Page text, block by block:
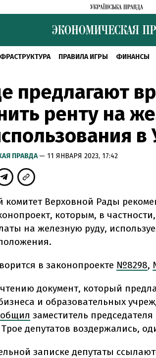
ПРАВИЛА ИГРЫ ФИНАНСЫ
предлагают
ренту на
в
ПРАВДА— 11 ЯНВАРЯ 2023, 17:42
комитет Верховной Рады
которым, в
на железную руду,
в законопроекте №8298,
документ, который
и образовательных
заместитель
депутатов воздержались,
записке депутаты